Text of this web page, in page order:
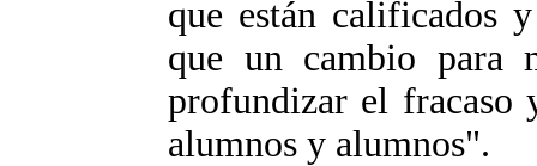
que están calificados
que un cambio para
profundizar el fracaso
alumnos y alumnos".